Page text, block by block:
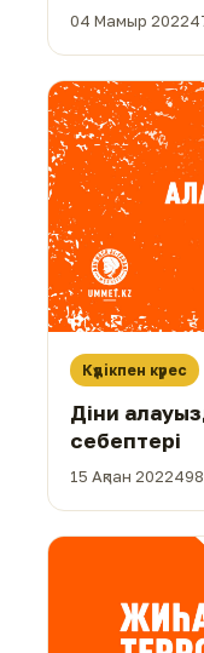
04 Мамыр 2022
Күдікпен күрес
Діни
себептері
15 Ақпан 2022